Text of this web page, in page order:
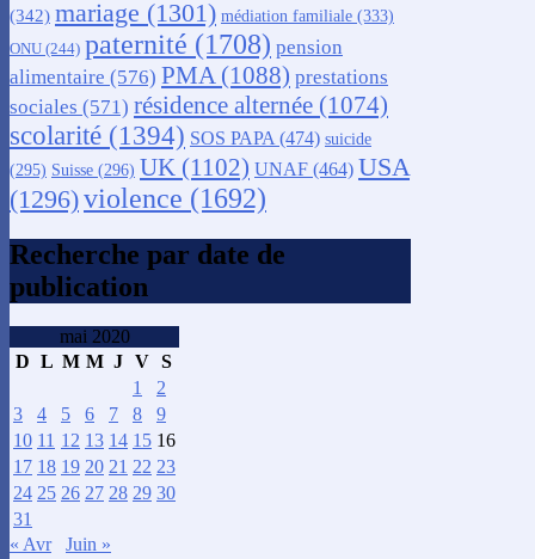
(342) mariage (1301) médiation familiale (333)
ONU (244) paternité (1708) pension
alimentaire (576) PMA (1088) prestations
sociales (571) résidence alternée (1074)
scolarité (1394) SOS PAPA (474) suicide
(295) Suisse (296) UK (1102) UNAF (464) USA
(1296)violence (1692)
Recherche par date de
publication
mai 2020
D L M M J V S
1
2
3
4 5 6 7 8
9
10 11 12 13 14 15 16
17 18 19 20 21 22 23
24 25 26 27 28 29 30
31
« Avr
Juin »